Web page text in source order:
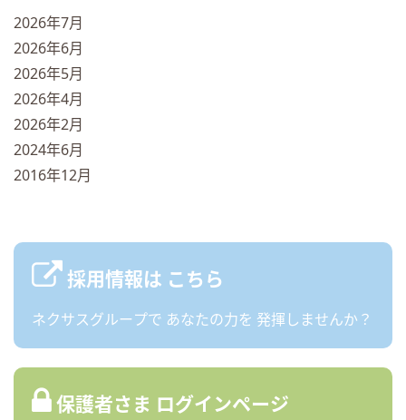
2026年7月
2026年6月
2026年5月
2026年4月
2026年2月
2024年6月
2016年12月
採用情報は こちら
ネクサスグループで あなたの力を 発揮しませんか？
保護者さま ログインページ